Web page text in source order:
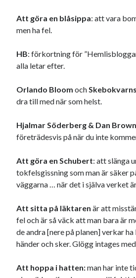
Att göra en blåsippa: att vara
men ha fel.
HB: förkortning för
alla letar efter.
Orlando Bloom och
dra till med när som helst.
Hjalmar Söderberg & Dan Brown
företrädesvis på när du inte
Att göra en Schubert: att slänga
tokfelsgissning som man är säker
väggarna … när det i själva verket
Att sitta på läktaren är att
fel och är så väck att man bara är
de andra [nere på planen] verkar
händer och sker. Glögg intages
Att hoppa i hatten:man har inte